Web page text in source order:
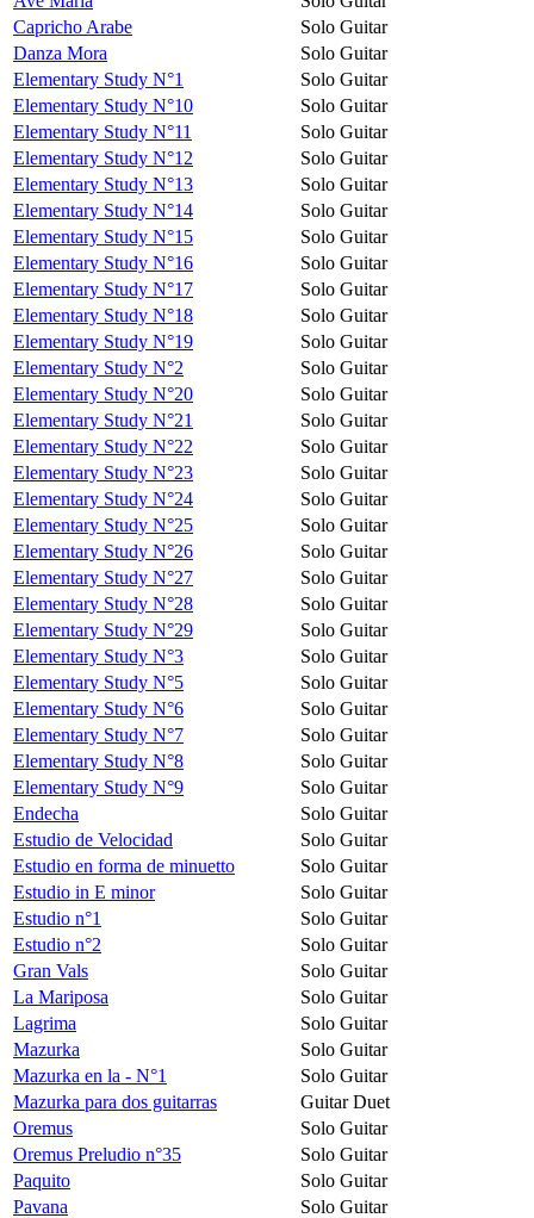
Capricho Arabe
Solo Guitar
Danza Mora
Solo Guitar
Elementary Study N°1
Solo Guitar
Elementary Study N°10
Solo Guitar
Elementary Study N°11
Solo Guitar
Elementary Study N°12
Solo Guitar
Elementary Study N°13
Solo Guitar
Elementary Study N°14
Solo Guitar
Elementary Study N°15
Solo Guitar
Elementary Study N°16
Solo Guitar
Elementary Study N°17
Solo Guitar
Elementary Study N°18
Solo Guitar
Elementary Study N°19
Solo Guitar
Elementary Study N°2
Solo Guitar
Elementary Study N°20
Solo Guitar
Elementary Study N°21
Solo Guitar
Elementary Study N°22
Solo Guitar
Elementary Study N°23
Solo Guitar
Elementary Study N°24
Solo Guitar
Elementary Study N°25
Solo Guitar
Elementary Study N°26
Solo Guitar
Elementary Study N°27
Solo Guitar
Elementary Study N°28
Solo Guitar
Elementary Study N°29
Solo Guitar
Elementary Study N°3
Solo Guitar
Elementary Study N°5
Solo Guitar
Elementary Study N°6
Solo Guitar
Elementary Study N°7
Solo Guitar
Elementary Study N°8
Solo Guitar
Elementary Study N°9
Solo Guitar
Endecha
Solo Guitar
Estudio de Velocidad
Solo Guitar
Estudio en forma de minuetto
Solo Guitar
Estudio in E minor
Solo Guitar
Estudio n°1
Solo Guitar
Estudio n°2
Solo Guitar
Gran Vals
Solo Guitar
La Mariposa
Solo Guitar
Lagrima
Solo Guitar
Mazurka
Solo Guitar
Mazurka en la - N°1
Solo Guitar
Mazurka para dos guitarras
Guitar Duet
Oremus
Solo Guitar
Oremus Preludio n°35
Solo Guitar
Paquito
Solo Guitar
Pavana
Solo Guitar